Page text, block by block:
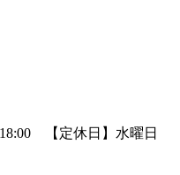
18:00 【定休日】水曜日